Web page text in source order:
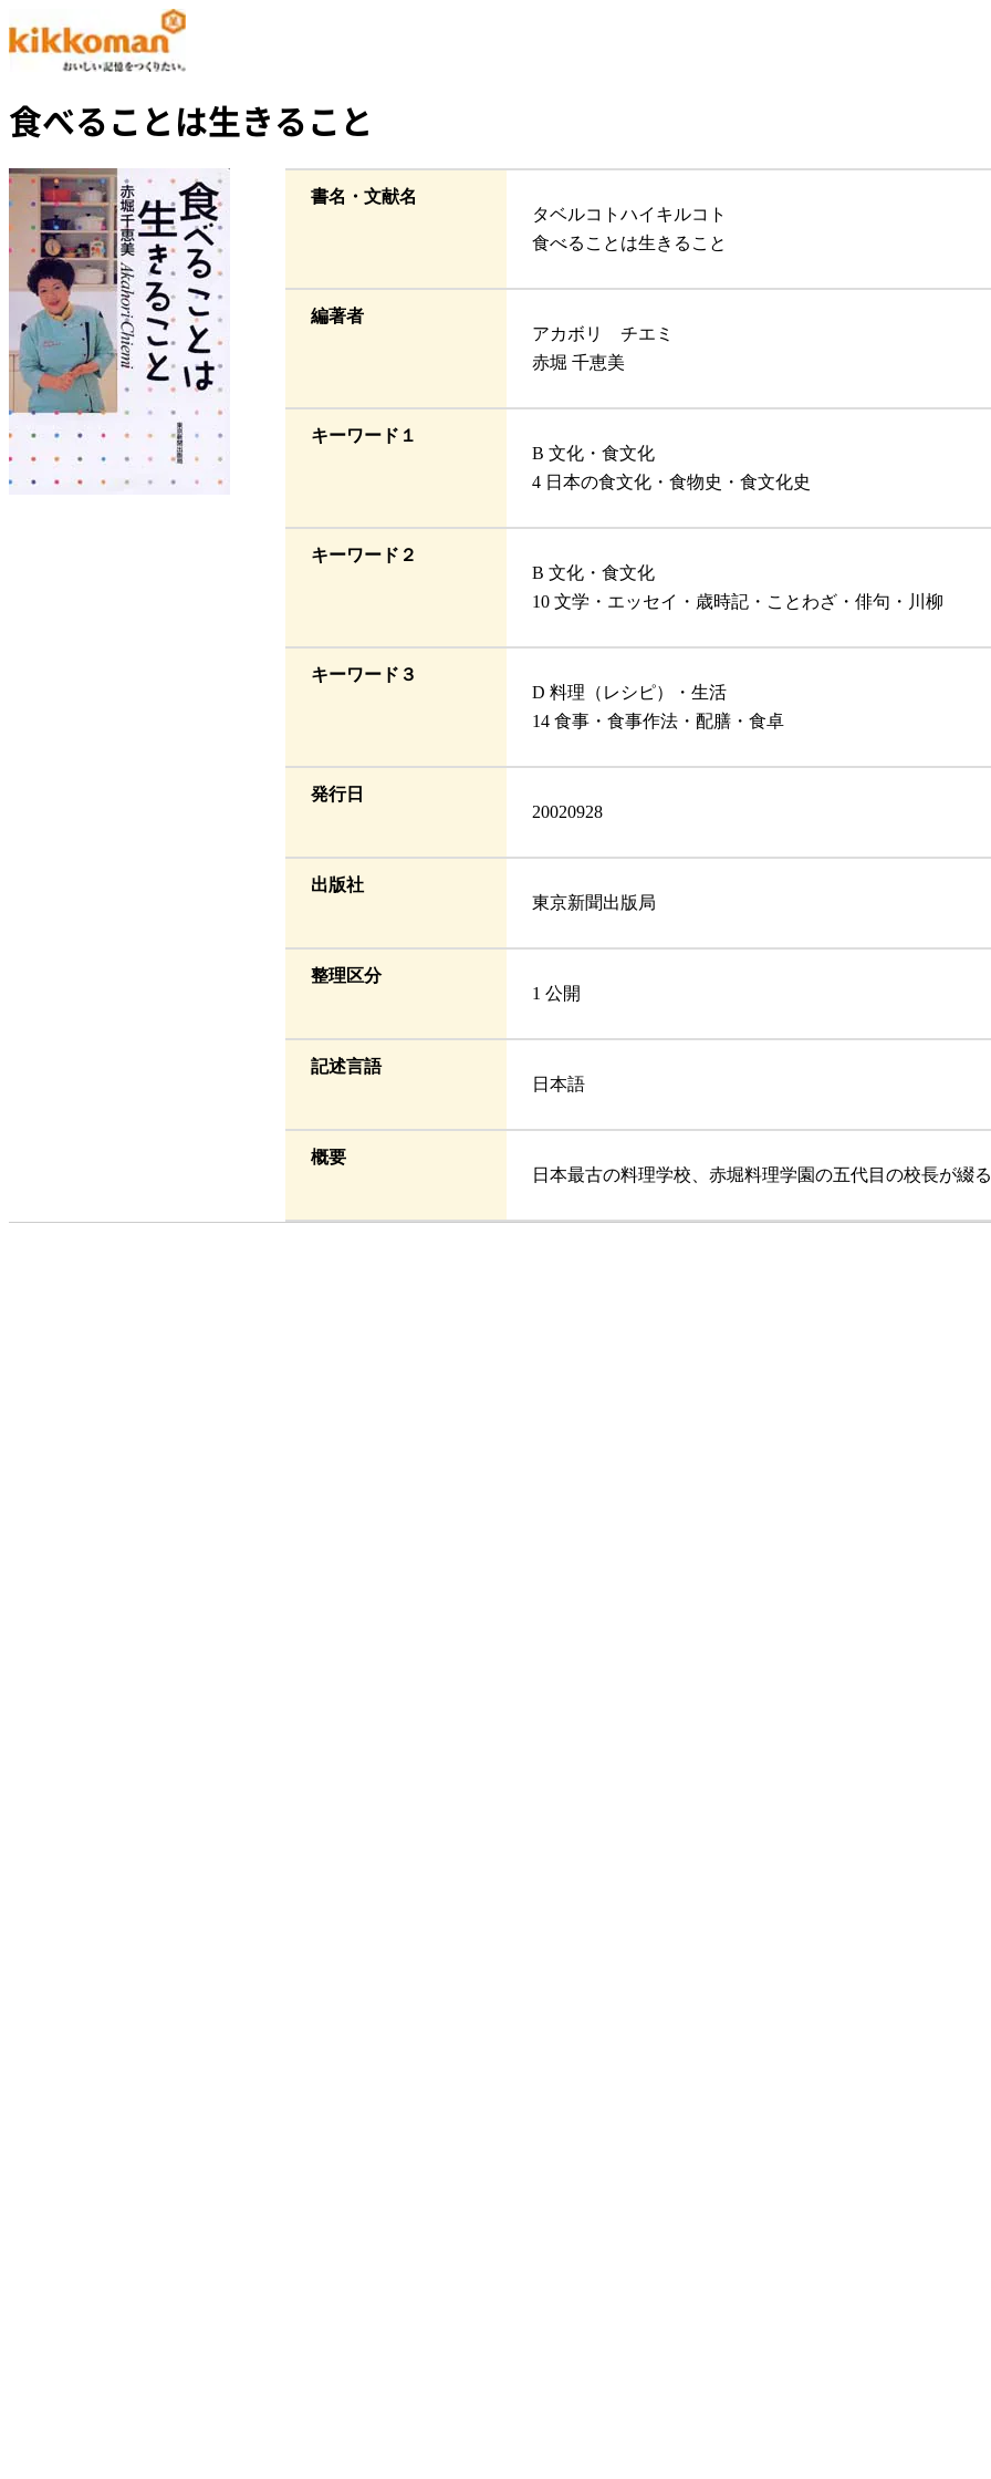
食べることは生きること
書名・文献名
タベルコトハイキルコト
食べることは生きること
編著者
アカボリ チエミ
赤堀 千恵美
キーワード１
B 文化・食文化
4 日本の食文化・食物史・食文化史
キーワード２
B 文化・食文化
10 文学・エッセイ・歳時記・ことわざ・俳句・川柳
キーワード３
D 料理（レシピ）・生活
14 食事・食事作法・配膳・食卓
発行日
20020928
出版社
東京新聞出版局
整理区分
1 公開
記述言語
日本語
概要
日本最古の料理学校、赤堀料理学園の五代目の校長が綴る